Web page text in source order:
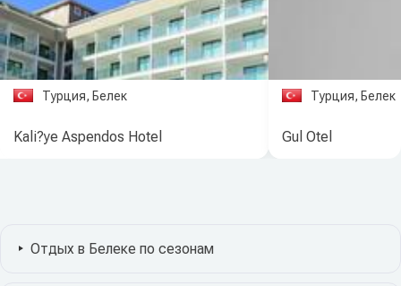
Турция, Белек
Kali?ye Aspendos Hotel
Турция, Белек
Gul Otel
Отдых в Белеке по сезонам